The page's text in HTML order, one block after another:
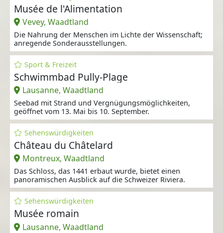
Musée de l'Alimentation
Vevey, Waadtland
Die Nahrung der Menschen im Lichte der Wissenschaft;
anregende Sonderausstellungen.
Sport & Freizeit
Schwimmbad Pully-Plage
Lausanne, Waadtland
Seebad mit Strand und Vergnügungsmöglichkeiten,
geöffnet vom 13. Mai bis 10. September.
Sehenswürdigkeiten
Château du Châtelard
Montreux, Waadtland
Das Schloss, das 1441 erbaut wurde, bietet einen
panoramischen Ausblick auf die Schweizer Riviera.
Sehenswürdigkeiten
Musée romain
Lausanne, Waadtland